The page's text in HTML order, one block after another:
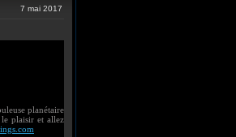
7 mai 2017
planétaire
plaisir et allez